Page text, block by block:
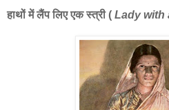
हाथों में लैंप लिए एक स्त्री ( Lady with